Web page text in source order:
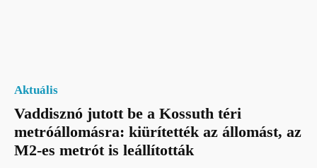
Aktuális
Vaddisznó jutott be a Kossuth téri
metróállomásra: kiürítették az állomást, az
M2-es metrót is leállították